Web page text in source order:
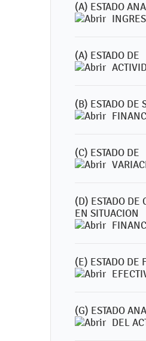
(A) ESTADO
(A) ESTADO DE
(B) ESTADO DE
(C) ESTADO DE
(D) ESTADO DE
EN SITUACION
(E) ESTADO DE
(G) ESTADO
DEL